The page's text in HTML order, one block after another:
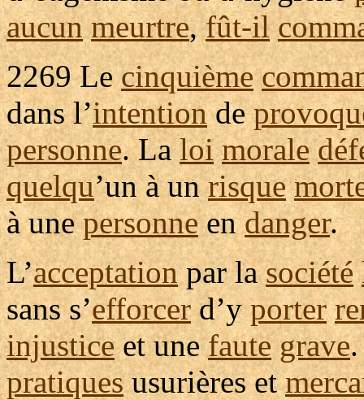
aucun meurtre,fût-il
2269 Lecinquième
dans l’intentionde
personne. Laloi morale
quelqu’un à unrisque
à unepersonneendanger.
L’acceptationpar lasociété
sans s’efforcerd’yporter
injusticeet unefaute grave
pratiques usurièreset